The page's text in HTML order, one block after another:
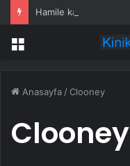
Menü
Anasayfa / Clooney
Clooney